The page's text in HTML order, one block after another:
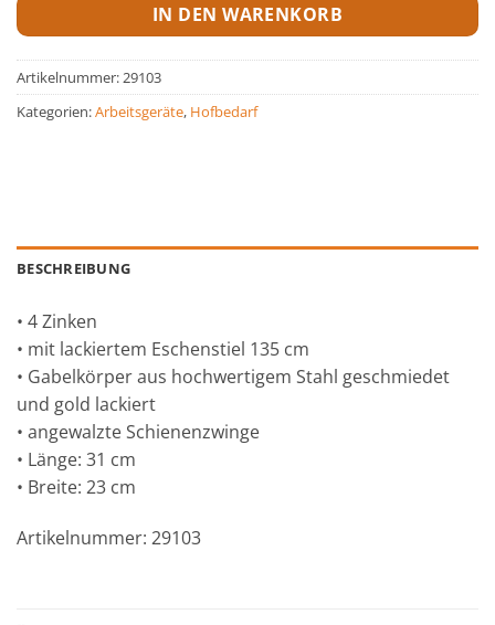
IN DEN WARENKORB
Artikelnummer: 29103
Kategorien:Arbeitsgeräte, Hofbedarf
BESCHREIBUNG
• 4 Zinken
• mit lackiertem Eschenstiel 135 cm
• Gabelkörper aus hochwertigem Stahl geschmiedet
und gold lackiert
• angewalzte Schienenzwinge
• Länge: 31 cm
• Breite: 23 cm
Artikelnummer: 29103